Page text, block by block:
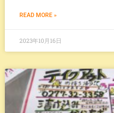
READ MORE »
2023年10月16日